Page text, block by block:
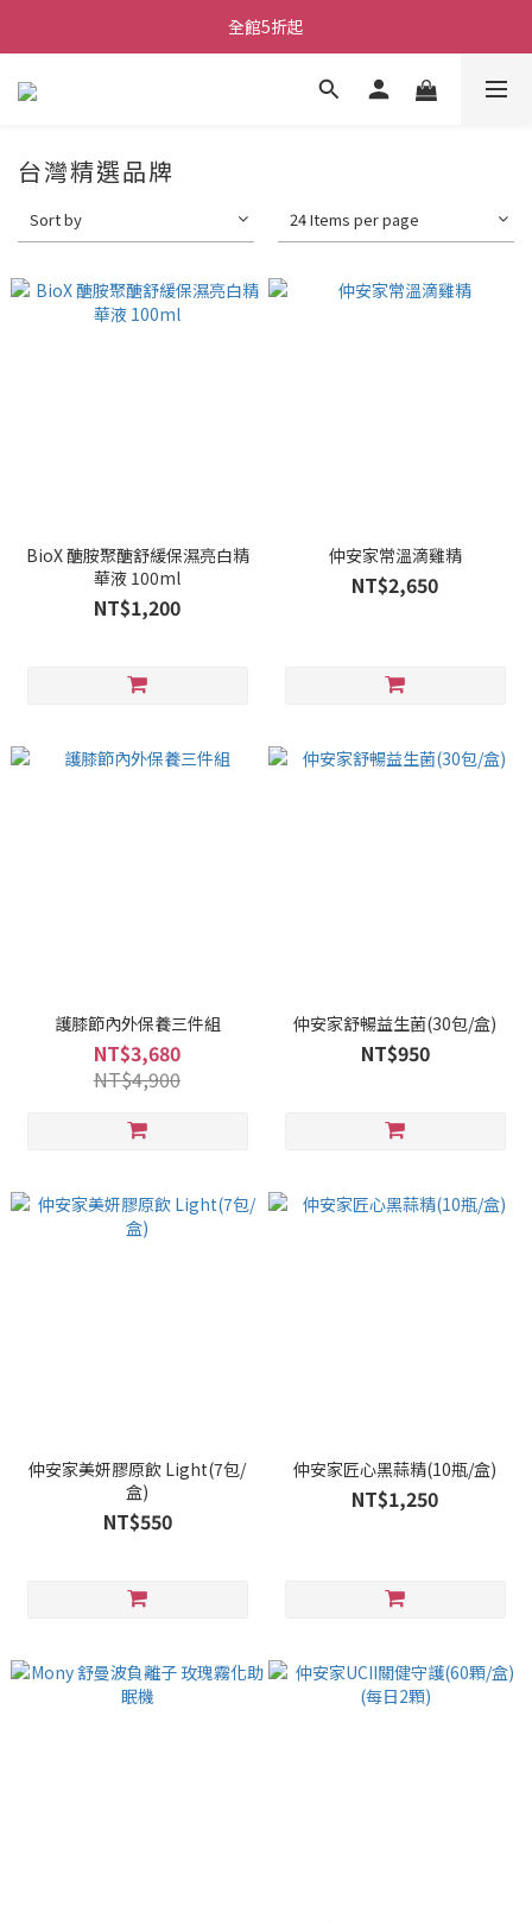
全館5折起
台灣精選品牌
Sort by 24 Items per page
BioX 醣胺聚醣舒緩保濕亮白精
華液 100ml
NT$1,200
仲安家常溫滴雞精
NT$2,650
護膝節內外保養三件組
NT$3,680
NT$4,900
仲安家舒暢益生菌(30包/盒)
NT$950
仲安家美妍膠原飲 Light(7包/
盒)
NT$550
仲安家匠心黑蒜精(10瓶/盒)
NT$1,250